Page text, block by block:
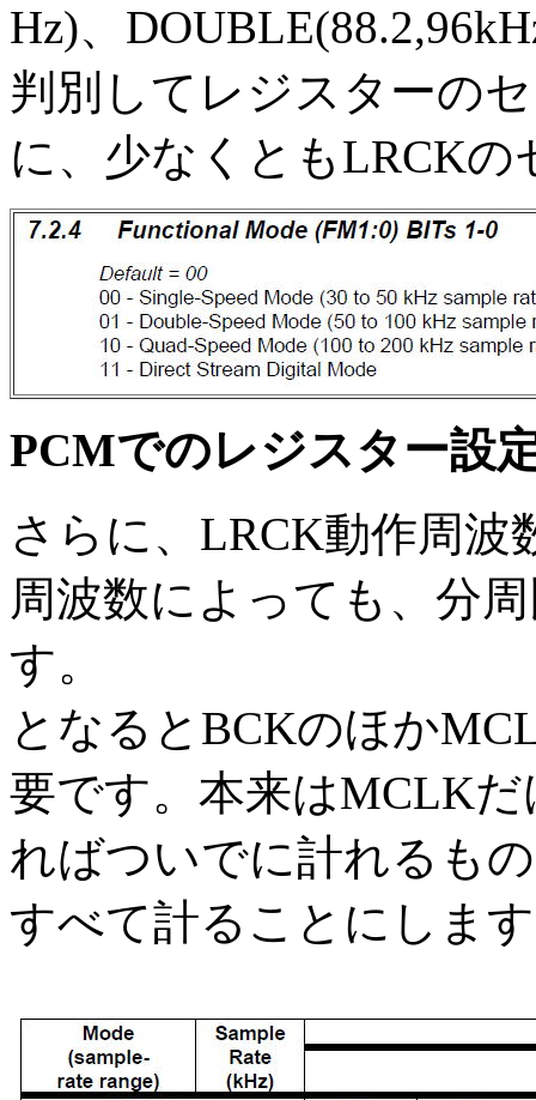
Hz)、
判別してレジスターの
に、少なくともLRCK
PCMでのレジスター設
さらに、LRCK動作周
周波数によっても、分
す。
となるとBCKのほか
要です。本来はMCLK
ればついでに計れるも
すべて計ることにしま